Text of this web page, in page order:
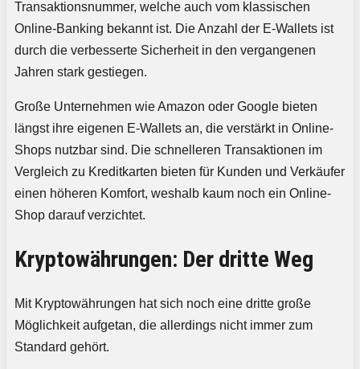
Transaktionsnummer, welche auch vom klassischen
Online-Banking bekannt ist. Die Anzahl der E-Wallets ist
durch die verbesserte Sicherheit in den vergangenen
Jahren stark gestiegen.
Große Unternehmen wie Amazon oder Google bieten
längst ihre eigenen E-Wallets an, die verstärkt in Online-
Shops nutzbar sind. Die schnelleren Transaktionen im
Vergleich zu Kreditkarten bieten für Kunden und Verkäufer
einen höheren Komfort, weshalb kaum noch ein Online-
Shop darauf verzichtet.
Kryptowährungen: Der dritte Weg
Mit Kryptowährungen hat sich noch eine dritte große
Möglichkeit aufgetan, die allerdings nicht immer zum
Standard gehört.